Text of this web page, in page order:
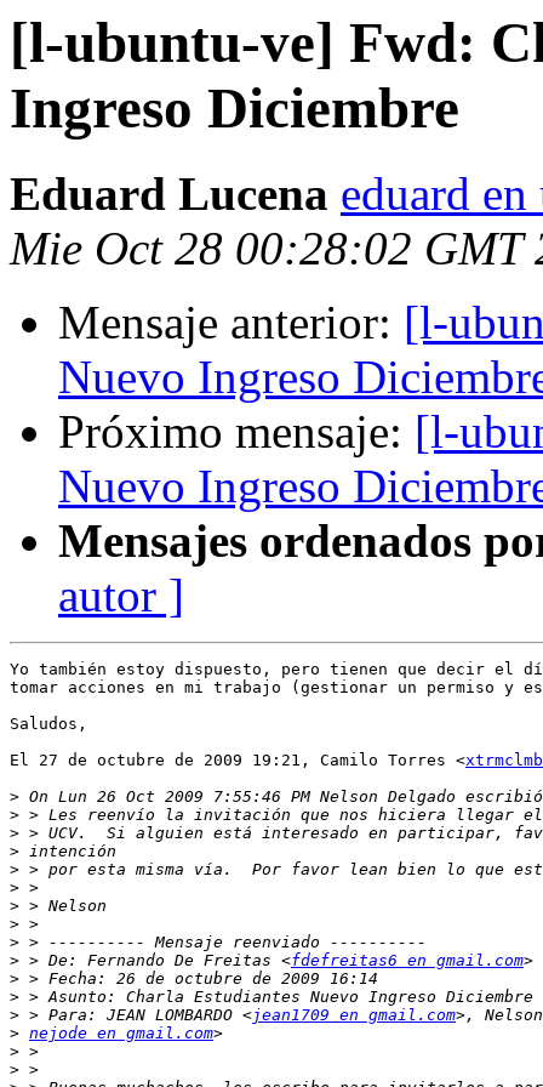
[l-ubuntu-ve] Fwd:
Ingreso Diciembre
Eduard Lucena eduard
Mie Oct 28 00:28:02 GMT
Mensaje anterior: [l-
Nuevo Ingreso
Próximo mensaje: [l-
Nuevo Ingreso
Mensajes ordenados
autor ]
Yo también estoy dispuesto, pero tienen que decir el
tomar acciones en mi trabajo (gestionar un permiso y
Saludos,
El 27 de octubre de 2009 19:21, Camilo Torres <
>
>
>
>
>
>
>
>
>
> > De: Fernando De Freitas <fdefreitas6 en gmail.com
>
>
> > Para: JEAN LOMBARDO <jean1709 en gmail.com
> nejode en gmail.com
>
>